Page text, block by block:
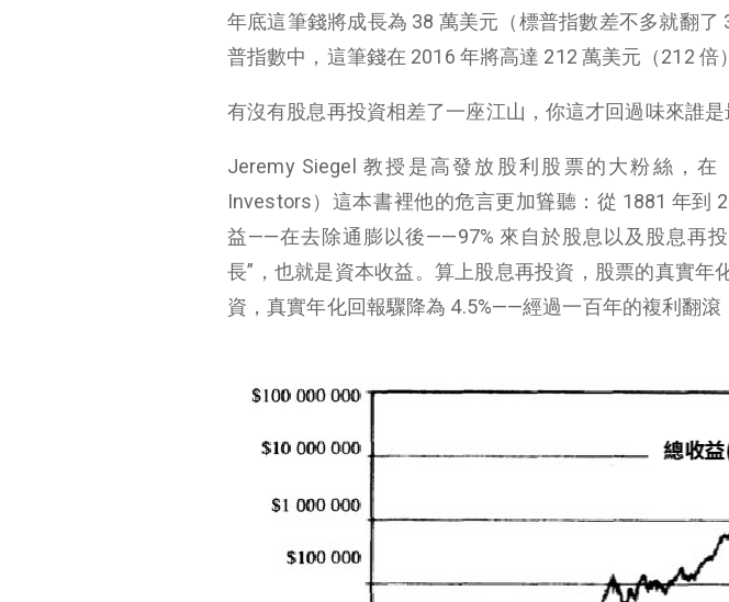
年底這筆錢將成長為 38 萬美元（標普指數差不多就翻
普指數中，這筆錢在 2016 年將高達 212 萬美元（212 倍
有沒有股息再投資相差了一座江山，你這才回過味來誰是
Jeremy Siegel 教授是高發放股利股票的大粉絲，
Investors）這本書裡他的危言更加聳聽：從 1881 年到
益——在去除通膨以後——97% 來自於股息以及股息再
長”，也就是資本收益。算上股息再投資，股票的真實年
資，真實年化回報驟降為 4.5%——經過一百年的複利翻滾